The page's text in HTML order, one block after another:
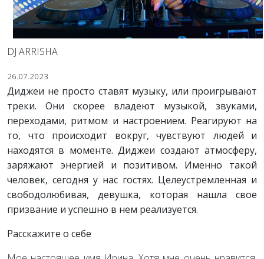
DJ ARRISHA
26.07.2023
Диджеи не просто ставят музыку, или проигрывают
треки. Они скорее владеют музыкой, звуками,
переходами, ритмом и настроением. Реагируют на
то, что происходит вокруг, чувствуют людей и
находятся в моменте. Диджеи создают атмосферу,
заряжают энергией и позитивом. Именно такой
человек, сегодня у нас гостях. Целеустремленная и
свободолюбивая, девушка, которая нашла свое
призвание и успешно в нем реализуется.
Расскажите о себе